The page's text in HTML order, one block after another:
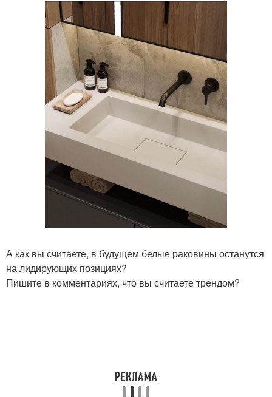
А как вы считаете, в будущем белые раковины останутся
на лидирующих позициях?
Пишите в комментариях, что вы считаете трендом?